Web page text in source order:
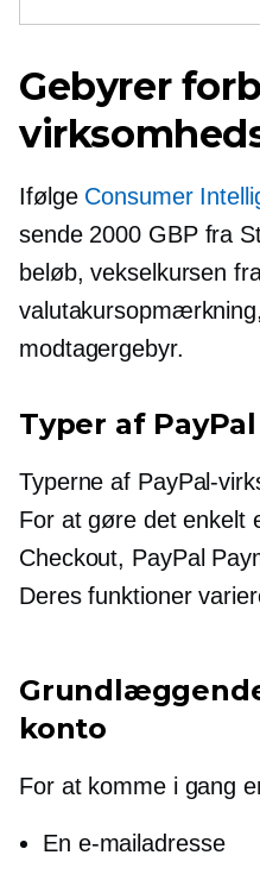
Gebyrer
Ifølge Consumer
sende 2000 GBP fra
beløb, vekselkursen
modtagergebyr.
Typer af
Typerne af PayPal-
For at gøre det enkelt
Checkout, PayPal
Deres funktioner
konto
For at komme i gang
En e-mailadresse